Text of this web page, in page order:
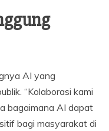
AI yang
“Kolaborasi kami
bagaimana AI dapat
bagi masyarakat di